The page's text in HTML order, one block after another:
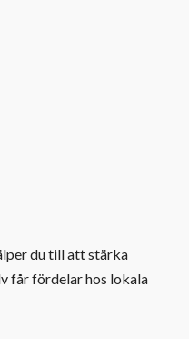
du till att stärka
får fördelar hos lokala